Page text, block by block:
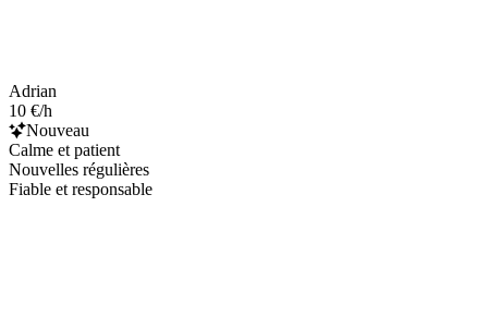
Adrian
10 €/h
Nouveau
Calme et patient
Nouvelles régulières
Fiable et responsable